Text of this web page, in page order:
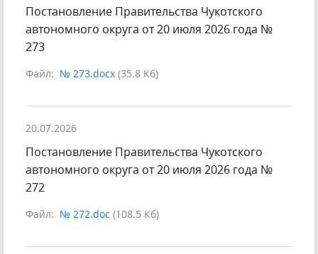
Постановление Правительства Чукотского
автономного округа от 20 июля 2026 года №
273
Файл: № 273.docx (35.8 Кб)
20.07.2026
Постановление Правительства Чукотского
автономного округа от 20 июля 2026 года №
272
Файл: № 272.doc (108.5 Кб)